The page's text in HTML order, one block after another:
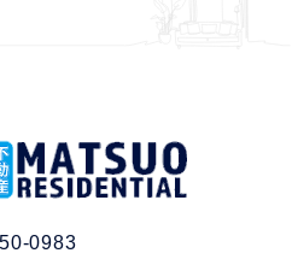
0983